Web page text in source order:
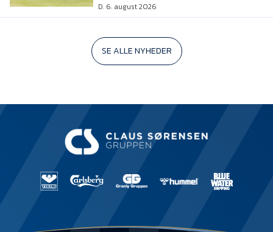
D. 6. august 2026
SE ALLE NYHEDER